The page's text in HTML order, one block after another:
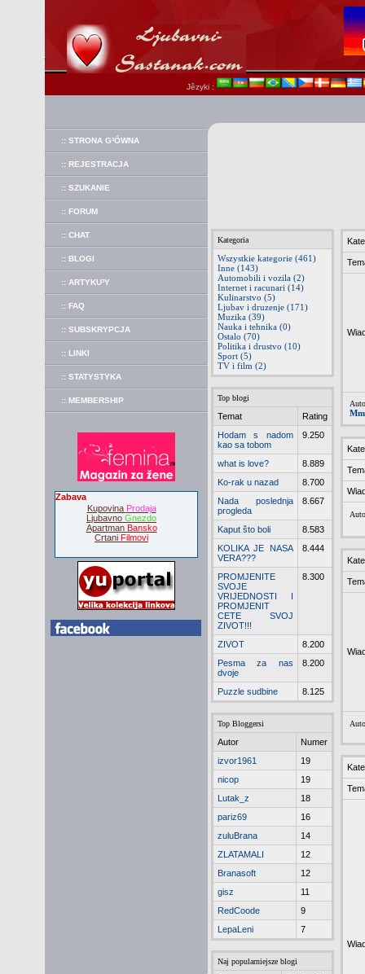
Jêzyki :
:: STRONA G³ÓWNA
:: REJESTRACJA
:: SZUKANIE
:: FORUM
:: CHAT
:: BLOGI
:: ARTYKU³Y
:: FAQ
:: SUBSKRYPCJA
:: LINKI
:: STATYSTYKA
:: MEMBERSHIP
Zabava
Kupovina Prodaja
Ljubavno Gnezdo
Apartman Bansko
Crtani Filmovi
Kategoria
Wszystkie kategorie (461)
Inne (143)
Automobili i vozila (2)
Internet i racunari (14)
Kulinarstvo (5)
Ljubav i druzenje (171)
Muzika (39)
Nauka i tehnika (0)
Ostalo (70)
Politika i drustvo (10)
Sport (5)
TV i film (2)
Top blogi
Temat
Rating
Hodam s nadom
kao sa tobom
9.250
what is love?
8.889
Ko-rak u nazad
8.700
Nada poslednja
progleda
8.667
Kaput što boli
8.583
KOLIKA JE NASA
VERA???
8.444
PROMJENITE
SVOJE
VRIJEDNOSTI I
PROMJENIT
CETE SVOJ
ZIVOT!!!
8.300
ZIVOT
8.200
Pesma za nas
dvoje
8.200
Puzzle sudbine 8.125
Top Bloggersi
Autor
Numer
izvor1961
19
nicop
19
Lutak_z
18
pariz69
16
zuluBrana
14
ZLATAMALI
12
Branasoft
12
gisz
11
RedCoode
9
LepaLeni
7
Naj popularniejsze blogi